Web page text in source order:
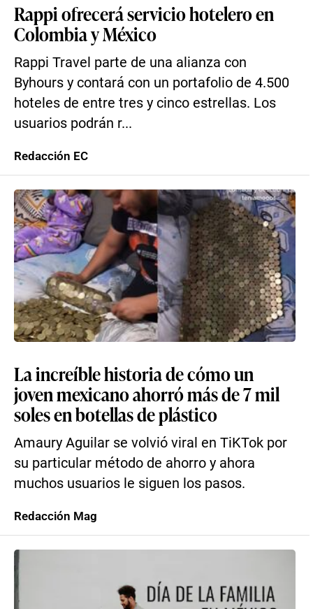
Rappi ofrecerá servicio hotelero en
Colombia y México
Rappi Travel parte de una alianza con
Byhours y contará con un portafolio de 4.500
hoteles de entre tres y cinco estrellas. Los
usuarios podrán r...
Redacción EC
La increíble historia de cómo un
joven mexicano ahorró más de 7 mil
soles en botellas de plástico
Amaury Aguilar se volvió viral en TiKTok por
su particular método de ahorro y ahora
muchos usuarios le siguen los pasos.
Redacción Mag